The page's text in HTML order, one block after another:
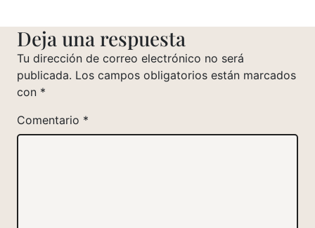
Deja una respuesta
Tu dirección de correo electrónico no será
publicada. Los campos obligatorios están marcados
con *
Comentario *